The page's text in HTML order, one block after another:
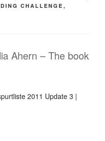
CHALLENGE,
Ahern – The book
2011 Update 3 |